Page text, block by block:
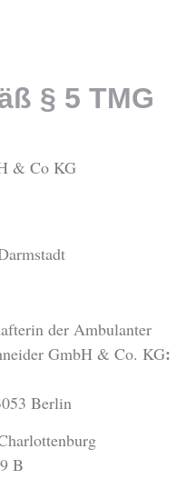
§ 5 TMG
& Co KG
der Ambulanter
GmbH & Co. KG:
Berlin
B